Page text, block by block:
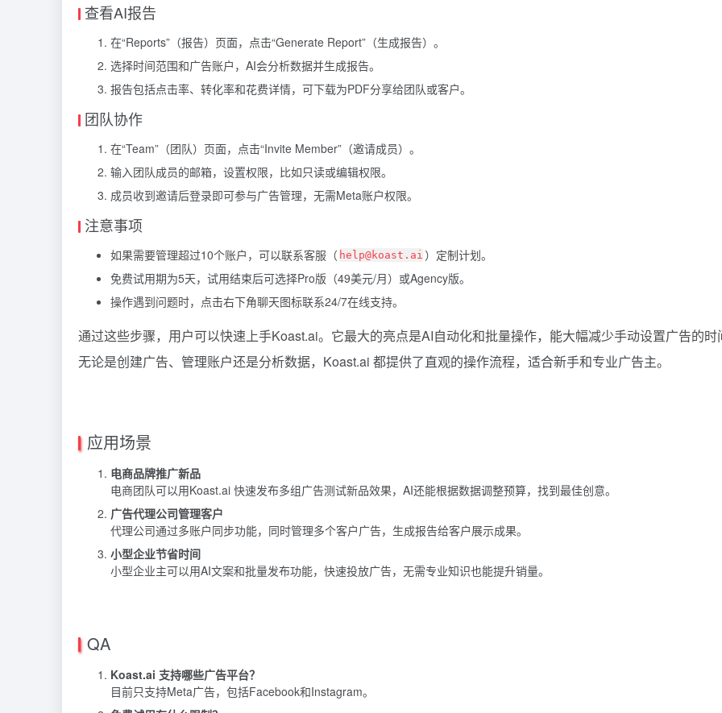
查看AI报告
在“Reports”（报告）页面，点击“Generate Report”（生成报告）。
选择时间范围和广告账户，AI会分析数据并生成报告。
报告包括点击率、转化率和花费详情，可下载为PDF分享给团队或客户。
团队协作
在“Team”（团队）页面，点击“Invite Member”（邀请成员）。
输入团队成员的邮箱，设置权限，比如只读或编辑权限。
成员收到邀请后登录即可参与广告管理，无需Meta账户权限。
注意事项
如果需要管理超过10个账户，可以联系客服（ help@koast.ai ）定制计划。
免费试用期为5天，试用结束后可选择Pro版（49美元/月）或Agency版。
操作遇到问题时，点击右下角聊天图标联系24/7在线支持。
通过这些步骤，用户可以快速上手Koast.ai。它最大的亮点是AI自动化和批量操作，能大幅减少手动设置广告的时
无论是创建广告、管理账户还是分析数据，Koast.ai 都提供了直观的操作流程，适合新手和专业广告主。
应用场景
电商品牌推广新品
电商团队可以用Koast.ai 快速发布多组广告测试新品效果，AI还能根据数据调整预算，找到最佳创意。
广告代理公司管理客户
代理公司通过多账户同步功能，同时管理多个客户广告，生成报告给客户展示成果。
小型企业节省时间
小型企业主可以用AI文案和批量发布功能，快速投放广告，无需专业知识也能提升销量。
QA
Koast.ai 支持哪些广告平台？
目前只支持Meta广告，包括Facebook和Instagram。